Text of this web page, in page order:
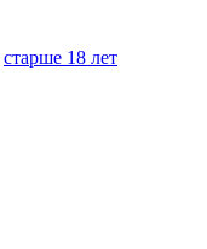
старше 18 лет